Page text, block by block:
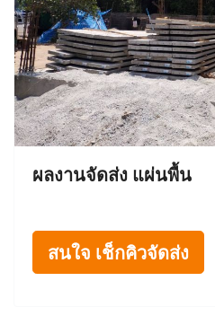
ผลงานจัดส่ง แผ่นพื้น
สนใจ เช็กคิวจัดส่ง